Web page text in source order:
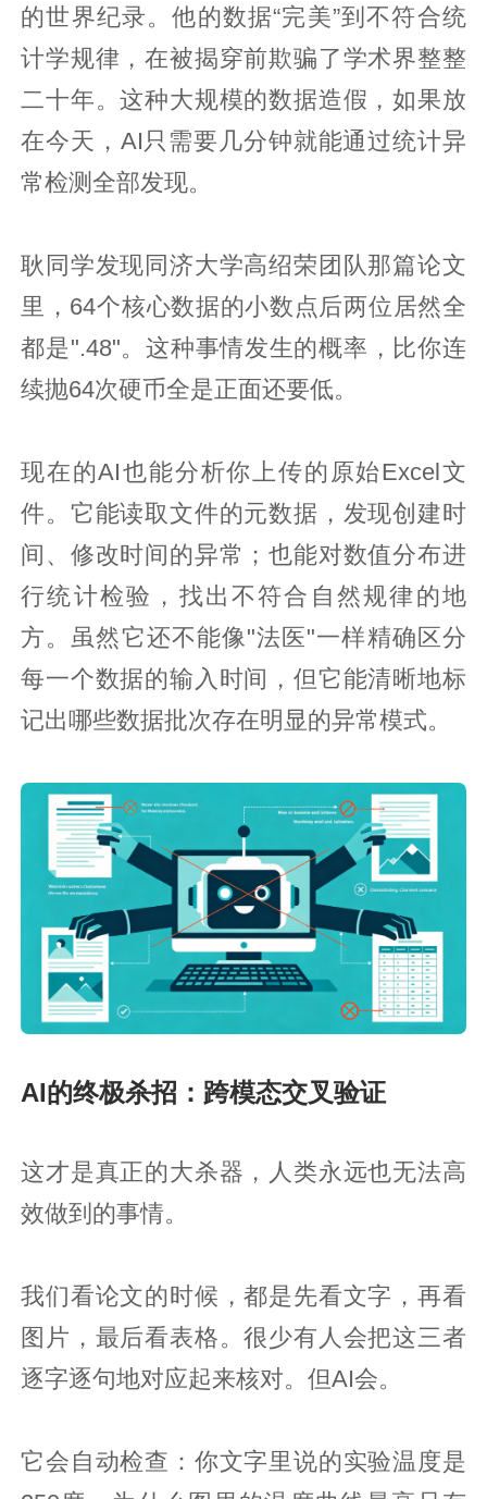
的世界纪录。他的数据“完美”到不符合统
计学规律，在被揭穿前欺骗了学术界整整
二十年。这种大规模的数据造假，如果放
在今天，AI只需要几分钟就能通过统计异
常检测全部发现。
耿同学发现同济大学高绍荣团队那篇论文
里，64个核心数据的小数点后两位居然全
都是".48"。这种事情发生的概率，比你连
续抛64次硬币全是正面还要低。
现在的AI也能分析你上传的原始Excel文
件。它能读取文件的元数据，发现创建时
间、修改时间的异常；也能对数值分布进
行统计检验，找出不符合自然规律的地
方。虽然它还不能像"法医"一样精确区分
每一个数据的输入时间，但它能清晰地标
记出哪些数据批次存在明显的异常模式。
AI的终极杀招：跨模态交叉验证
这才是真正的大杀器，人类永远也无法高
效做到的事情。
我们看论文的时候，都是先看文字，再看
图片，最后看表格。很少有人会把这三者
逐字逐句地对应起来核对。但AI会。
它会自动检查：你文字里说的实验温度是